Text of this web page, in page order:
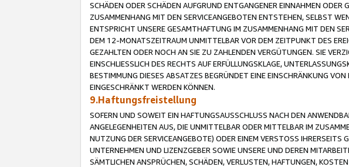
SCHÄDEN ODER SCHÄDEN AUFGRUND ENTGANGENER EINNAHMEN
ZUSAMMENHANG MIT DEN SERVICEANGEBOTEN ENTSTEHEN, SELBST
ENTSPRICHT UNSERE GESAMTHAFTUNG IM ZUSAMMENHANG MIT DEN
DEM 12-MONATSZEITRAUM UNMITTELBAR VOR DEM ZEITPUNKT DES
GEZAHLTEN ODER NOCH AN SIE ZU ZAHLENDEN VERGÜTUNGEN. SIE
EINSCHLIESSLICH DES RECHTS AUF ERFÜLLUNGSKLAGE,
BESTIMMUNG DIESES ABSATZES BEGRÜNDET EINE EINSCHRÄNKUNG
EINGESCHRÄNKT WERDEN KÖNNEN.
9.Haftungsfreistellung
SOFERN UND SOWEIT EIN HAFTUNGSAUSSCHLUSS NACH DEN
ANGELEGENHEITEN AUS, DIE UNMITTELBAR ODER MITTELBAR IM
NUTZUNG DER SERVICEANGEBOTE) ODER EINEM VERSTOSS IHRERSEITS
UNTERNEHMEN UND LIZENZGEBER SOWIE UNSERE UND DEREN
SÄMTLICHEN ANSPRÜCHEN, SCHÄDEN, VERLUSTEN, HAFTUNGEN,